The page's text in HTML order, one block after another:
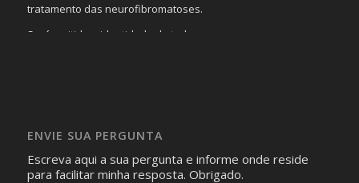
tratamento das neurofibromatoses.
Será omitida a identidade de todas as pessoas que
identificação da pessoa fotografada.
ENVIE SUA PERGUNTA
Escreva aqui a sua pergunta e informe onde reside
para facilitar minha resposta. Obrigado.